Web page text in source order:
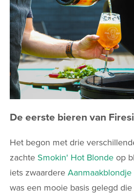
De eerste bieren van
Het begon met drie
zachte Smokin' Hot Blonde op
iets zwaardere Aanmaakblondje
was een mooie basis gelegd